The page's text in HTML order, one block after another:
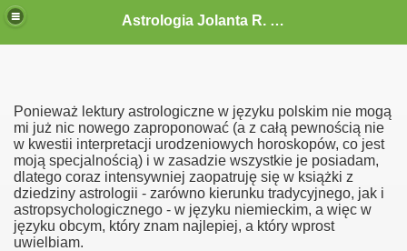
Astrologia Jolanta R. G.-Gołębiewska
Ponieważ lektury astrologiczne w języku polskim nie mogą
mi już nic nowego zaproponować (a z całą pewnością nie
w kwestii interpretacji urodzeniowych horoskopów, co jest
moją specjalnością) i w zasadzie wszystkie je posiadam,
dlatego coraz intensywniej zaopatruję się w książki z
dziedziny astrologii - zarówno kierunku tradycyjnego, jak i
astropsychologicznego - w języku niemieckim, a więc w
języku obcym, który znam najlepiej, a który wprost
uwielbiam.